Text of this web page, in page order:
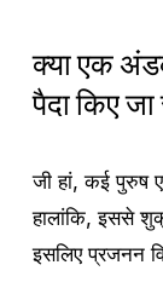
क्या एक
पैदा किए
जी हां, कई पुरुष
हालांकि, इससे
इसलिए प्रजनन